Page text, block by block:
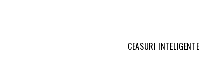
CEASURI INTELIGENTE